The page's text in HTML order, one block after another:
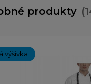
produkty
výšivka